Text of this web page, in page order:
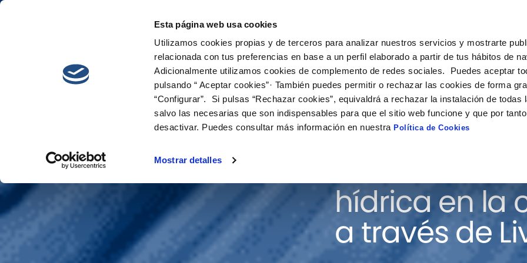
Esta página web usa cookies
Utilizamos cookies propias y de terceros para analizar nuestros servicios y mostrarte
relacionada con tus preferencias en base a un perfil elaborado a partir de tus hábitos de
Adicionalmente utilizamos cookies de complemento de redes sociales. Puedes aceptar
pulsando “ Aceptar cookies”· También puedes permitir o rechazar las cookies de forma
“Configurar”. Si pulsas “Rechazar cookies”, equivaldrá a rechazar la instalación de todas
salvo las necesarias que son indispensables para que el sitio web funcione y que por
desactivar. Puedes consultar más información en nuestraPolítica de Cookies
Mostrar detalles
Cetaqua Innovación
B-WaterSmart Acelerando
hídrica en la
a través de